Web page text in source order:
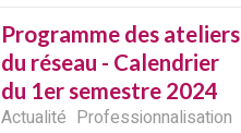
Programme des ateliers
du réseau - Calendrier
du 1er semestre 2024
Actualité Professionnalisation